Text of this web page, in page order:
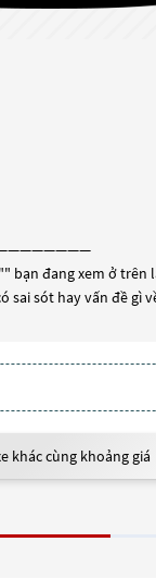
" bạn đang xem ở trên
sai sót hay vấn đề
khác cùng khoảng giá